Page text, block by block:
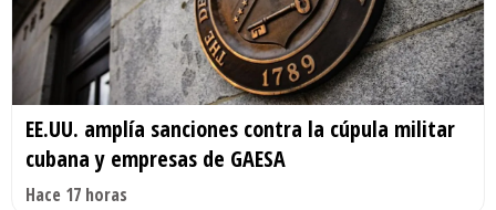
EE.UU. amplía sanciones contra la cúpula militar
cubana y empresas de GAESA
Hace 17 horas